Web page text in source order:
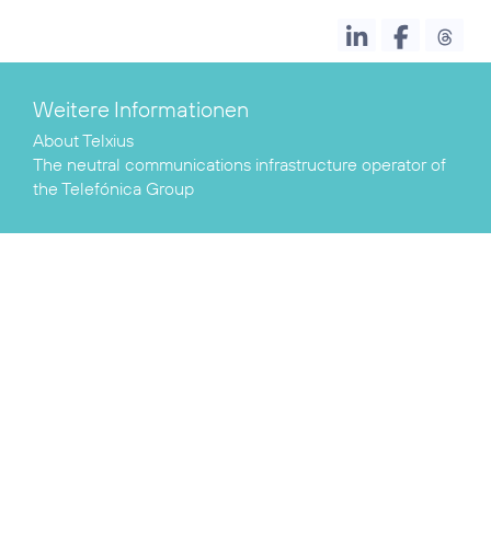
Weitere Informationen
About Telxius
The neutral communications infrastructure operator of
the Telefónica Group